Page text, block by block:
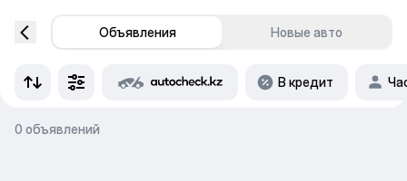
Объявления Новые авто
В кредит
0 объявлений